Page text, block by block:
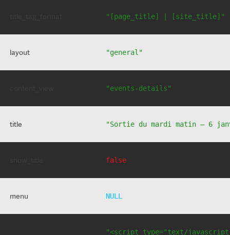
"[page_title] | [site_title]"
layout "general"
"events-details"
title "Sortie du mardi matin – 6
false
menu NULL
"<script type="text/